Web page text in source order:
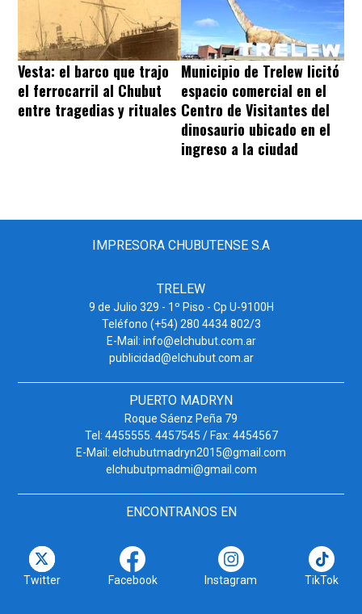
Vesta: el barco que trajo
el ferrocarril al Chubut
entre tragedias y rituales
Municipio de Trelew licitó
espacio comercial en el
Centro de Visitantes del
dinosaurio ubicado en el
ingreso a la ciudad
IMPRESORA CHUBUTENSE S.A
TRELEW
9 de Julio 329 - 1º Piso - Cp U-9100H
Teléfono (+54) 280 4434 802/3
E-Mail: info@elchubut.com.ar
publicidad@elchubut.com.ar
PUERTO MADRYN
Roque Sáenz Peña 79
Tel: 4455555. 4457545 / Fax: 4454567
E-Mail: elchubutmadryn2015@gmail.com
elchubutpmadmi@gmail.com
ENCONTRANOS EN
Twitter Facebook Instagram TikTok